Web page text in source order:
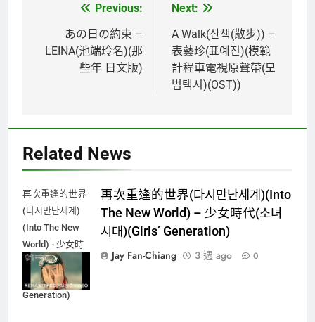
Previous:
あの日の約束 –
LEINA(池端玲名)(那
些年 日文版)
Next:
A Walk(산책(散步)) –
表藝珍(표예진)(模範
計程車電視原聲帶(모
범택시)(OST))
Related News
再次重逢的世界
(다시만난세계)
(Into The New
World) - 少女時
代(소녀시대)
(Girls'
Generation)
再次重逢的世界(다시만난세계)(Into
The New World) – 少女時代(소녀
시대)(Girls’ Generation)
Jay Fan-Chiang
3 週 ago 0